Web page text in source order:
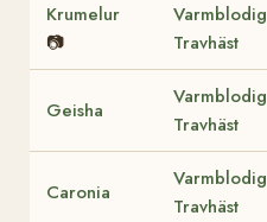
Krumelur
📷
Varmblodig
Travhäst
Geisha
Varmblodig
Travhäst
Caronia
Varmblodig
Travhäst